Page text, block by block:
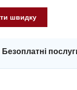
швидку
Безоплатні